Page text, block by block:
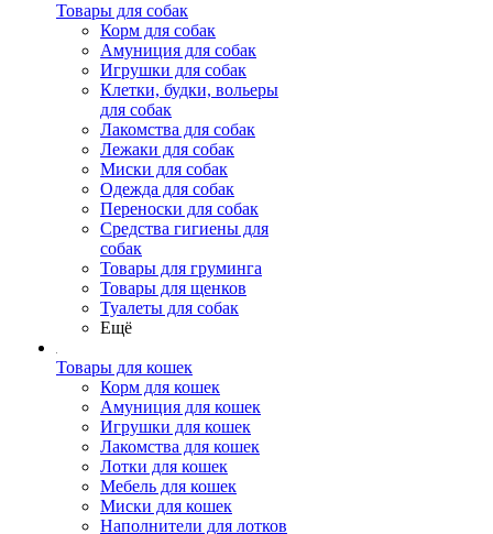
Товары для собак
Корм для собак
Амуниция для собак
Игрушки для собак
Клетки, будки, вольеры
для собак
Лакомства для собак
Лежаки для собак
Миски для собак
Одежда для собак
Переноски для собак
Средства гигиены для
собак
Товары для груминга
Товары для щенков
Туалеты для собак
Ещё
Товары для кошек
Корм для кошек
Амуниция для кошек
Игрушки для кошек
Лакомства для кошек
Лотки для кошек
Мебель для кошек
Миски для кошек
Наполнители для лотков